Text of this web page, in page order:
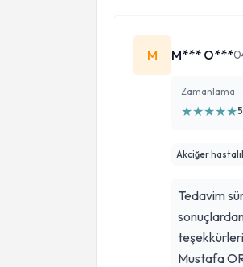
M M*** O***
Zamanlama
★★★★★
Akciğer
Tedavim
Mustafa